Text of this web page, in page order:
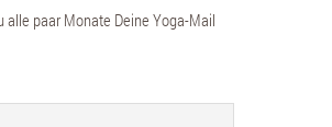
alle paar Monate Deine Yoga-Mail